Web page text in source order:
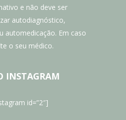
e não deve ser
autodiagnóstico,
automedicação. Em caso
o seu médico.
INSTAGRAM
id=”2″]